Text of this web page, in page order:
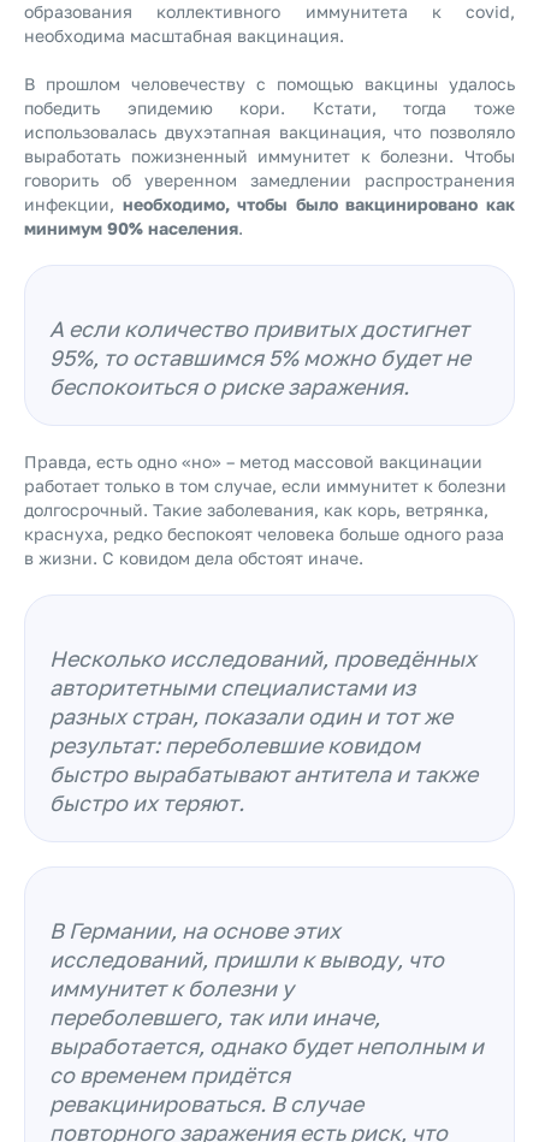
образования коллективного иммунитета к covid,
необходима масштабная вакцинация.
В прошлом человечеству с помощью вакцины удалось
победить эпидемию кори. Кстати, тогда тоже
использовалась двухэтапная вакцинация, что позволяло
выработать пожизненный иммунитет к болезни. Чтобы
говорить об уверенном замедлении распространения
инфекции, необходимо, чтобы было вакцинировано как
минимум 90% населения.
А если количество привитых достигнет
95%, то оставшимся 5% можно будет не
беспокоиться о риске заражения.
Правда, есть одно «но» – метод массовой вакцинации
работает только в том случае, если иммунитет к болезни
долгосрочный. Такие заболевания, как корь, ветрянка,
краснуха, редко беспокоят человека больше одного раза
в жизни. С ковидом дела обстоят иначе.
Несколько исследований, проведённых
авторитетными специалистами из
разных стран, показали один и тот же
результат: переболевшие ковидом
быстро вырабатывают антитела и также
быстро их теряют.
В Германии, на основе этих
исследований, пришли к выводу, что
иммунитет к болезни у
переболевшего, так или иначе,
выработается, однако будет неполным и
со временем придётся
ревакцинироваться. В случае
повторного заражения есть риск, что